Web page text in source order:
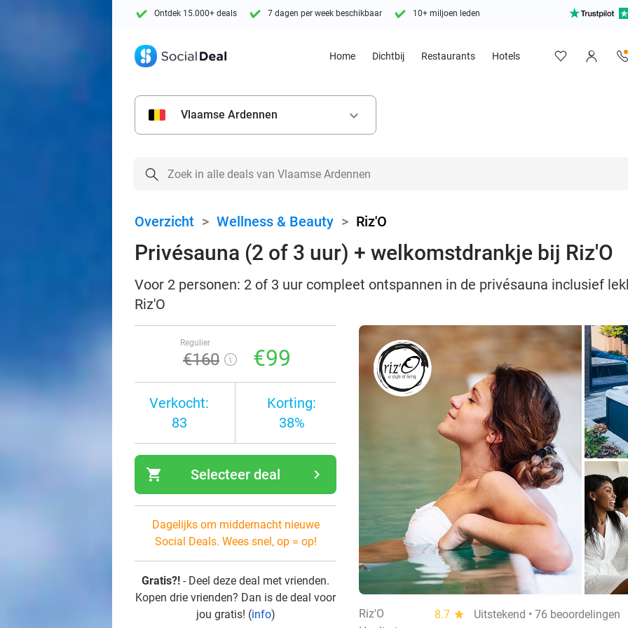
Ontdek 15.000+ deals 7 dagen per week beschikbaar 10+ miljoen leden
Home Dichtbij Restaurants Hotels
Vlaamse Ardennen keyboard_arrow_down
Overzicht > Wellness & Beauty > Riz'O
Privésauna (2 of 3 uur) + welkomstdrankje bij Riz'O
Voor 2 personen: 2 of 3 uur compleet ontspannen in de privésauna inclusief
Riz'O
Regulier
€160 €99
Verkocht:
83
Korting:
38%
shopping_cart navigate_next
Selecteer deal
Dagelijks om middernacht nieuwe
Social Deals. Wees snel, op = op!
Gratis?! - Deel deze deal met vrienden.
Kopen drie vrienden? Dan is de deal voor
jou gratis! (info) Riz'O 8.7 star
Uitstekend • 76 beoordelingen